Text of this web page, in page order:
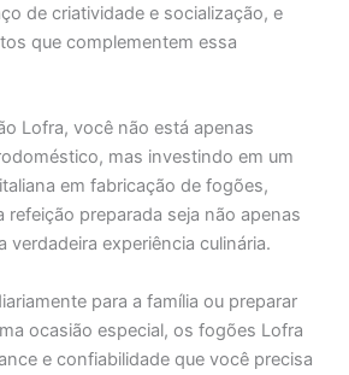
de criatividade e socialização, e
que complementem essa
Lofra, você não está apenas
mas investindo em um
em fabricação de fogões,
refeição preparada seja não apenas
verdadeira experiência culinária.
para a família ou preparar
ocasião especial, os fogões Lofra
e confiabilidade que você precisa